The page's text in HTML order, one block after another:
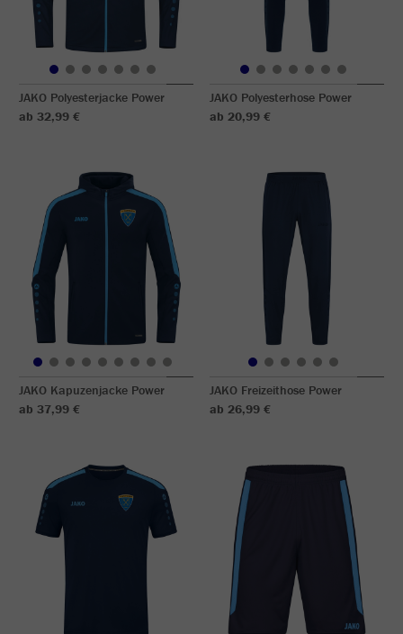
JAKO Polyesterjacke Power
ab 32,99 €
JAKO Polyesterhose Power
ab 20,99 €
JAKO Kapuzenjacke Power
ab 37,99 €
JAKO Freizeithose Power
ab 26,99 €